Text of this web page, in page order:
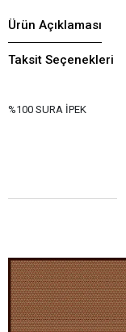
Ürün Açıklaması
Taksit Seçenekleri
%100 SURA İPEK